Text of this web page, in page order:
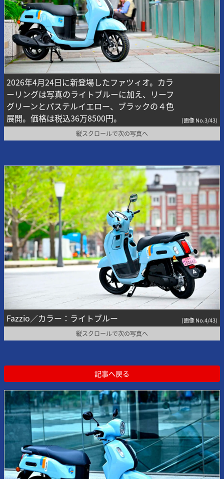
2026年4月24日に新登場したファツィオ。カラ
ーリングは写真のライトブルーに加え、リーフ
グリーンとパステルイエロー、ブラックの４色
展開。価格は税込36万8500円。
(画像 No.3/43)
縦スクロールで次の写真へ
Fazzio／カラー：ライトブルー (画像 No.4/43)
縦スクロールで次の写真へ
記事へ戻る